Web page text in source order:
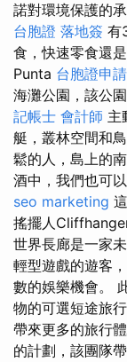
諾對環境保護的承
台胞證 落地簽 有
食，快速零食還
Punta 台胞證申請
海灘公園，該公
記帳士 會計師 主
艇，叢林空間和
鬆的人，島上的
酒中，我們也可
seo marketing
搖擺人
世界長廊是一家
輕型遊戲的遊客
數的娛樂機會。
物的可選短途旅
帶來更多的旅行體
的計劃，該團隊